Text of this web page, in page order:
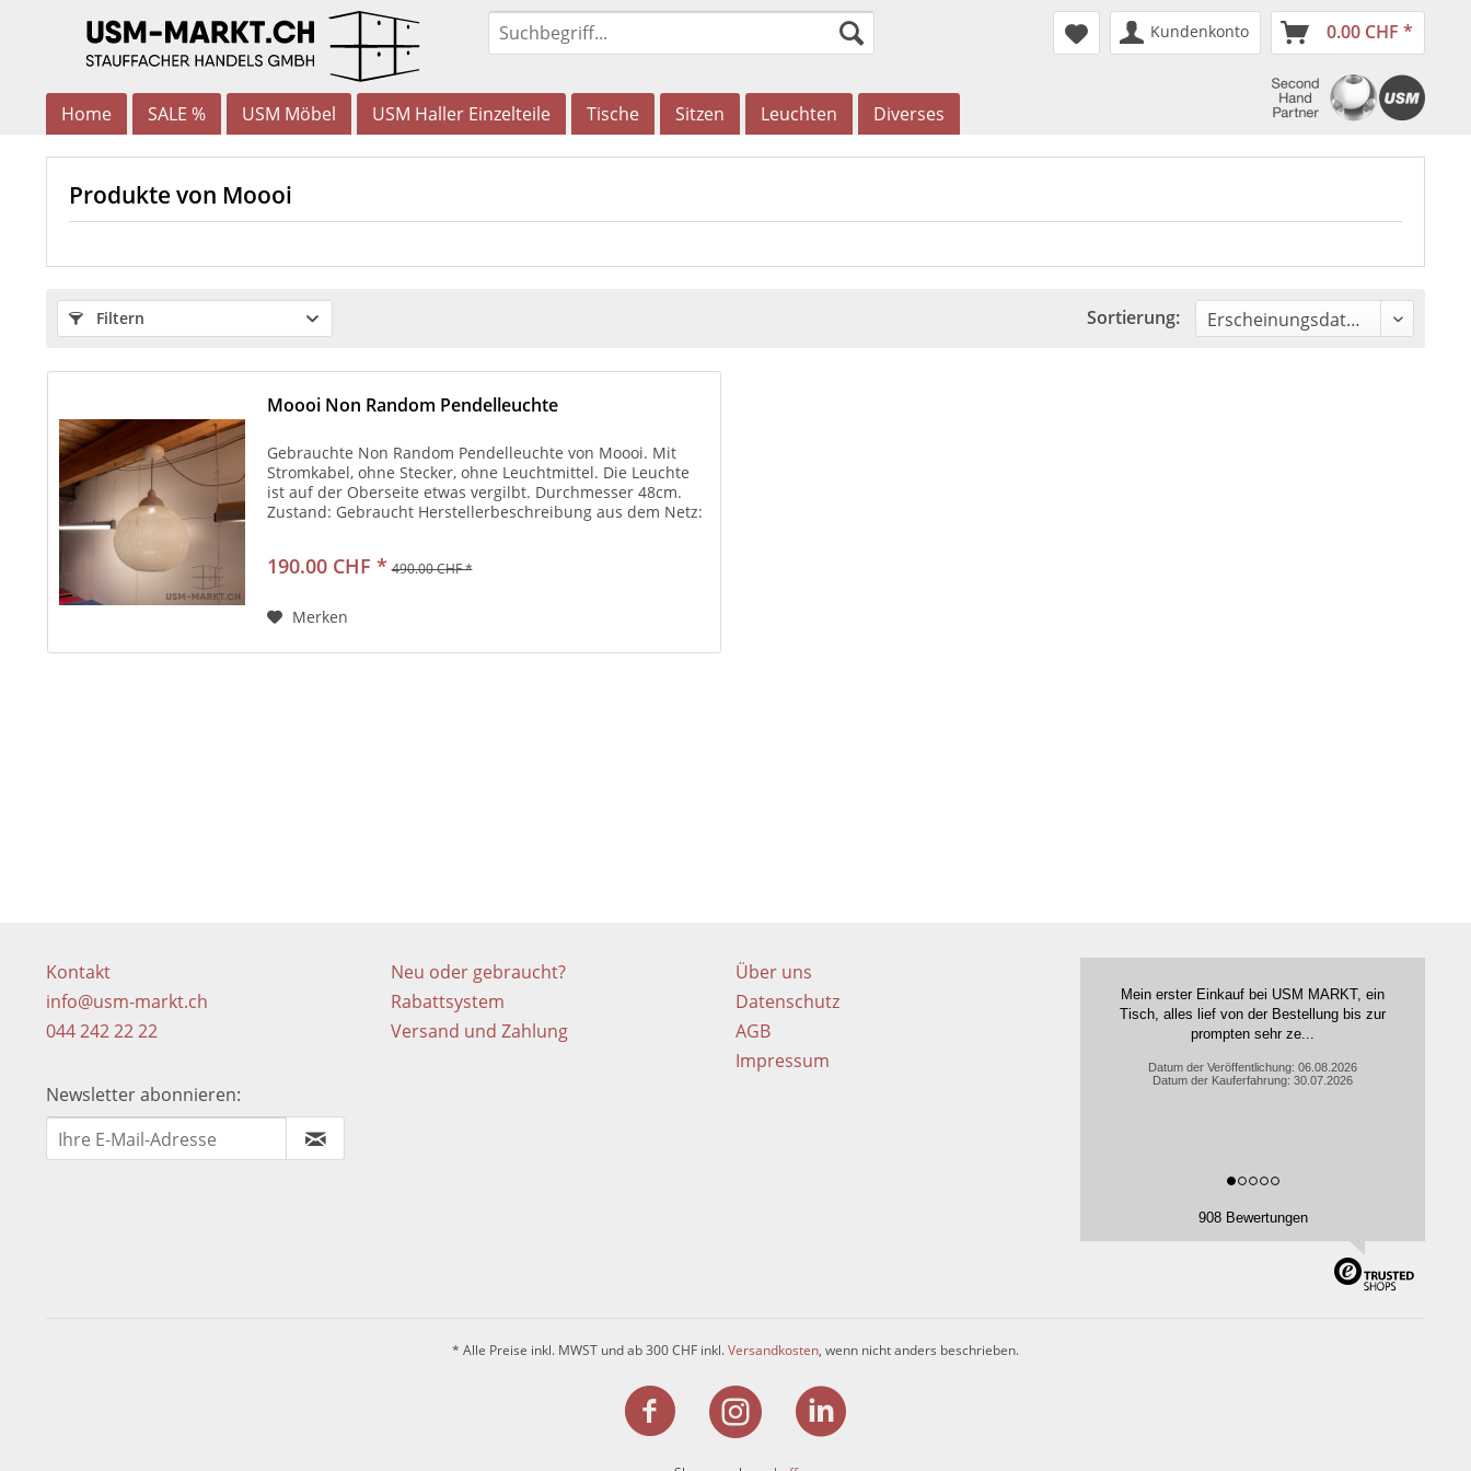
Kundenkonto 0.00 CHF *
Home SALE % USM Möbel USM Haller Einzelteile Tische Sitzen Leuchten Diverses
Produkte von Moooi
Filtern Sortierung:
Moooi Non Random Pendelleuchte
Gebrauchte Non Random Pendelleuchte von Moooi. Mit
Stromkabel, ohne Stecker, ohne Leuchtmittel. Die Leuchte
ist auf der Oberseite etwas vergilbt. Durchmesser 48cm.
Zustand: Gebraucht Herstellerbeschreibung aus dem Netz:
190.00 CHF * 490.00 CHF *
Merken
Kontakt
info@usm-markt.ch
044 242 22 22
Newsletter abonnieren:
Neu oder gebraucht?
Rabattsystem
Versand und Zahlung
Über uns
Datenschutz
AGB
Impressum
Mein erster Einkauf bei USM MARKT, ein
Tisch, alles lief von der Bestellung bis zur
prompten sehr ze...
Datum der Veröffentlichung: 06.08.2026
Datum der Kauferfahrung: 30.07.2026
908 Bewertungen
* Alle Preise inkl. MWST und ab 300 CHF inkl.Versandkosten, wenn nicht anders beschrieben.